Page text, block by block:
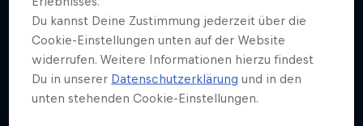
Du kannst Deine Zustimmung jederzeit über die
Cookie-Einstellungen unten auf der Website
widerrufen. Weitere Informationen hierzu findest
Du in unserer Datenschutzerklärung und in den
unten stehenden Cookie-Einstellungen.